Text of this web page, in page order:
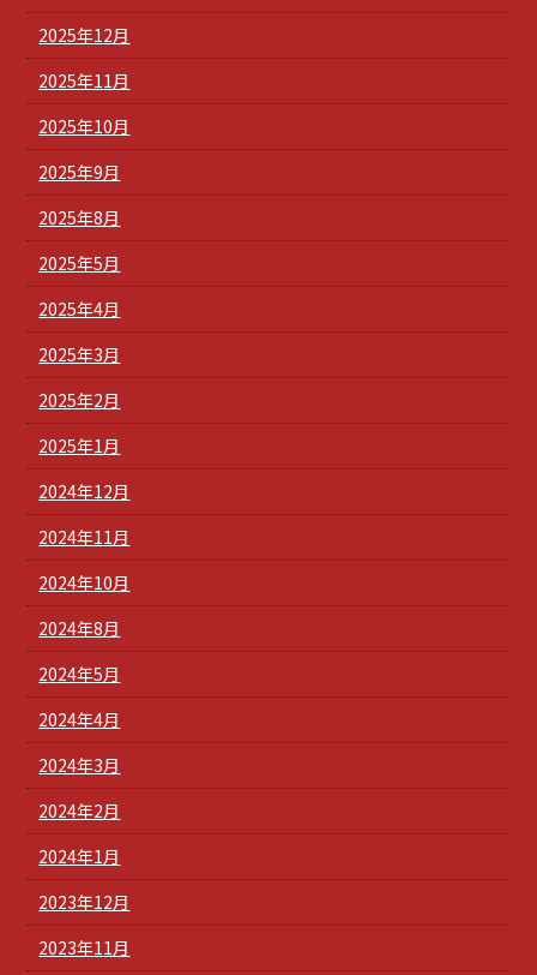
2025年12月
2025年11月
2025年10月
2025年9月
2025年8月
2025年5月
2025年4月
2025年3月
2025年2月
2025年1月
2024年12月
2024年11月
2024年10月
2024年8月
2024年5月
2024年4月
2024年3月
2024年2月
2024年1月
2023年12月
2023年11月